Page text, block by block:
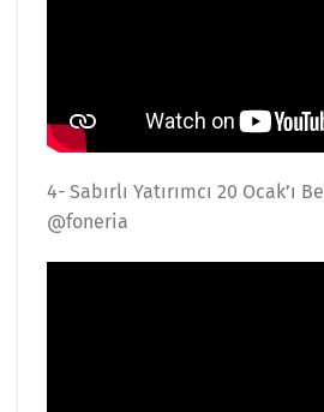
4- Sabırlı Yatırımcı 20 Ocak’ı
@foneria